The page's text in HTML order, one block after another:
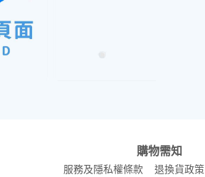
購物需知
服務及隱私權條款 退換貨政策